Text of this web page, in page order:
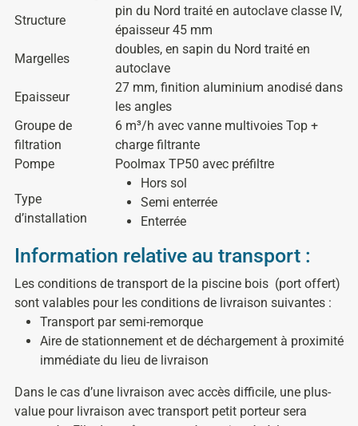
Structure
pin du Nord traité en autoclave classe IV,
épaisseur 45 mm
Margelles
doubles, en sapin du Nord traité en
autoclave
Epaisseur
27 mm, finition aluminium anodisé dans
les angles
Groupe de
filtration
6 m³/h avec vanne multivoies Top +
charge filtrante
Pompe
Poolmax TP50 avec préfiltre
Type
d’installation
Hors sol
Semi enterrée
Enterrée
Information relative au transport :
Les conditions de transport de la piscine bois (port offert)
sont valables pour les conditions de livraison suivantes :
Transport par semi-remorque
Aire de stationnement et de déchargement à proximité
immédiate du lieu de livraison
Dans le cas d’une livraison avec accès difficile, une plus-
value pour livraison avec transport petit porteur sera